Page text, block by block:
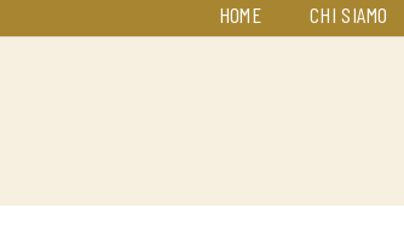
HOME CHI SIAMO